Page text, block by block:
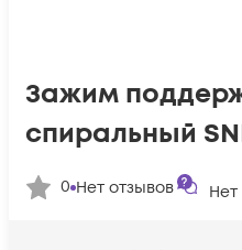
Зажим
спиральный
0 Нет отзывов